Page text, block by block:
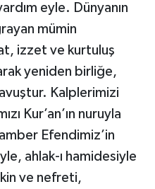
eyle. Dünyanın
mümin
izzet ve kurtuluş
yeniden birliğe,
Kalplerimizi
Kur’an’ın nuruyla
Efendimiz’in
ahlak-ı hamidesiyle
ve nefreti,